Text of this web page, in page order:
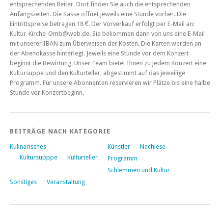
entsprechenden Reiter. Dort finden Sie auch die entsprechenden
Anfangszeiten. Die Kasse öffnet jeweils eine Stunde vorher. Die
Eintrittspreise betragen 18 €. Der Vorverkauf erfolgt per E-Mail an:
Kultur-Kirche-Omb@web.de. Sie bekommen dann von uns eine E-Mail
mit unserer IBAN zum Überweisen der Kosten. Die Karten werden an
der Abendkasse hinterlegt. Jeweils eine Stunde vor dem Konzert
beginnt die Bewirtung. Unser Team bietet Ihnen zu jedem Konzert eine
Kultursuppe und den Kulturteller, abgestimmt auf das jeweilige
Programm. Für unsere Abonnenten reservieren wir Plätze bis eine halbe
Stunde vor Konzertbeginn.
BEITRÄGE NACH KATEGORIE
Kulinarisches
Kultursupppe
Kulturteller
Künstler
Nachlese
Programm
Schlemmen und Kultur
Sonstiges
Veranstaltung